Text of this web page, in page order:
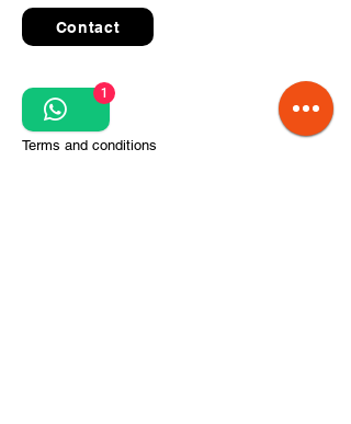
Contact
Quick Links
Terms and conditions
1